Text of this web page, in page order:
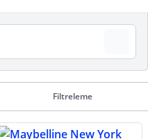
Filtreleme